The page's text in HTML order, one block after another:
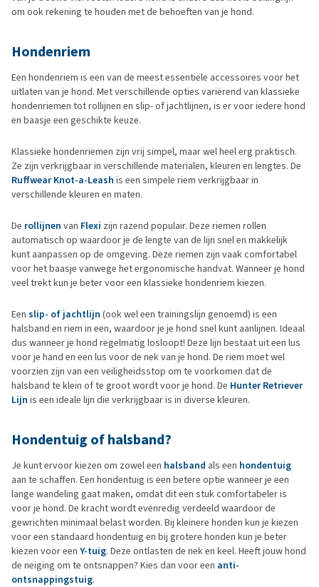
om ook rekening te houden met de behoeften van je hond.
Hondenriem
Een hondenriem is een van de meest essentiële accessoires voor het
uitlaten van je hond. Met verschillende opties variërend van klassieke
hondenriemen tot rollijnen en slip- of jachtlijnen, is er voor iedere hond
en baasje een geschikte keuze.
Klassieke hondenriemen zijn vrij simpel, maar wel heel erg praktisch.
Ze zijn verkrijgbaar in verschillende materialen, kleuren en lengtes. De
Ruffwear Knot-a-Leash is een simpele riem verkrijgbaar in
verschillende kleuren en maten.
De rollijnen van Flexi zijn razend populair. Deze riemen rollen
automatisch op waardoor je de lengte van de lijn snel en makkelijk
kunt aanpassen op de omgeving. Deze riemen zijn vaak comfortabel
voor het baasje vanwege het ergonomische handvat. Wanneer je hond
veel trekt kun je beter voor een klassieke hondenriem kiezen.
Een slip- of jachtlijn (ook wel een trainingslijn genoemd) is een
halsband en riem in een, waardoor je je hond snel kunt aanlijnen. Ideaal
dus wanneer je hond regelmatig losloopt! Deze lijn bestaat uit een lus
voor je hand en een lus voor de nek van je hond. De riem moet wel
voorzien zijn van een veiligheidsstop om te voorkomen dat de
halsband te klein of te groot wordt voor je hond. De Hunter Retriever
Lijn is een ideale lijn die verkrijgbaar is in diverse kleuren.
Hondentuig of halsband?
Je kunt ervoor kiezen om zowel een halsband als een hondentuig
aan te schaffen. Een hondentuig is een betere optie wanneer je een
lange wandeling gaat maken, omdat dit een stuk comfortabeler is
voor je hond. De kracht wordt evenredig verdeeld waardoor de
gewrichten minimaal belast worden. Bij kleinere honden kun je kiezen
voor een standaard hondentuig en bij grotere honden kun je beter
kiezen voor een Y-tuig. Deze ontlasten de nek en keel. Heeft jouw hond
de neiging om te ontsnappen? Kies dan voor een anti-
ontsnappingstuig.